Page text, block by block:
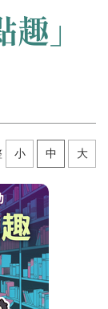
」
小 中 大